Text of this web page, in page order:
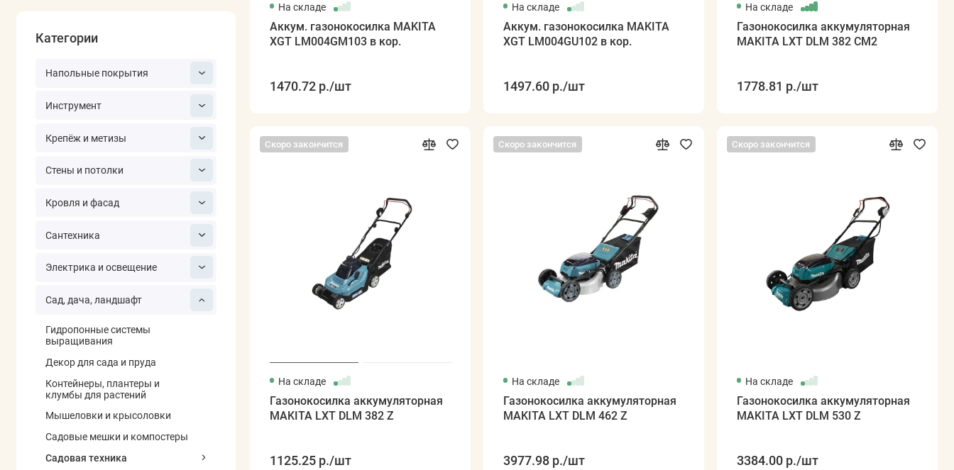
Категории
Напольные покрытия
Инструмент
Крепёж и метизы
Стены и потолки
Кровля и фасад
Сантехника
Электрика и освещение
Сад, дача, ландшафт
Гидропонные системы
выращивания
Декор для сада и пруда
Контейнеры, плантеры и
клумбы для растений
Мышеловки и крысоловки
Садовые мешки и компостеры
Садовая техника
На складе
Аккум. газонокосилка MAKITA
XGT LM004GM103 в кор.
1470.72 р./шт
На складе
Аккум. газонокосилка MAKITA
XGT LM004GU102 в кор.
1497.60 р./шт
На складе
Газонокосилка аккумуляторная
MAKITA LXT DLM 382 CM2
1778.81 р./шт
Скоро закончится
На складе
Газонокосилка аккумуляторная
MAKITA LXT DLM 382 Z
1125.25 р./шт
Скоро закончится
На складе
Газонокосилка аккумуляторная
MAKITA LXT DLM 462 Z
3977.98 р./шт
Скоро закончится
На складе
Газонокосилка аккумуляторная
MAKITA LXT DLM 530 Z
3384.00 р./шт